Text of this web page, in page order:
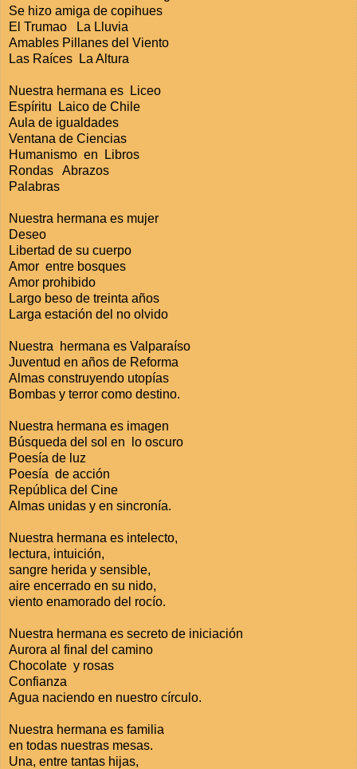
Se hizo amiga de copihues
El Trumao La Lluvia
Amables Pillanes del Viento
Las Raíces La Altura
Nuestra hermana es Liceo
Espíritu Laico de Chile
Aula de igualdades
Ventana de Ciencias
Humanismo en Libros
Rondas Abrazos
Palabras
Nuestra hermana es mujer
Deseo
Libertad de su cuerpo
Amor entre bosques
Amor prohibido
Largo beso de treinta años
Larga estación del no olvido
Nuestra hermana es Valparaíso
Juventud en años de Reforma
Almas construyendo utopías
Bombas y terror como destino.
Nuestra hermana es imagen
Búsqueda del sol en lo oscuro
Poesía de luz
Poesía de acción
República del Cine
Almas unidas y en sincronía.
Nuestra hermana es intelecto,
lectura, intuición,
sangre herida y sensible,
aire encerrado en su nido,
viento enamorado del rocío.
Nuestra hermana es secreto de iniciación
Aurora al final del camino
Chocolate y rosas
Confianza
Agua naciendo en nuestro círculo.
Nuestra hermana es familia
en todas nuestras mesas.
Una, entre tantas hijas,